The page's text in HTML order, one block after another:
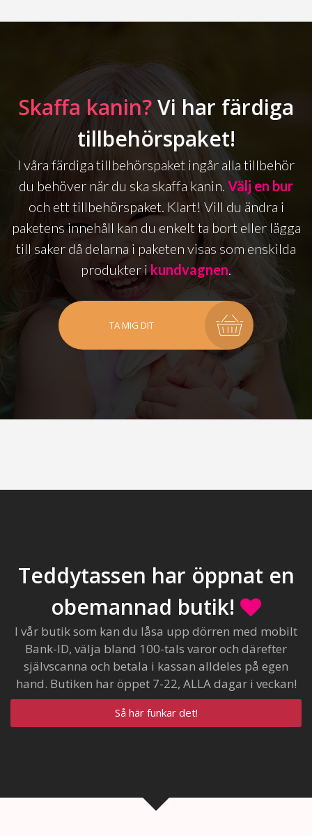
Skaffa kanin?Vi har färdiga
tillbehörspaket!
I våra färdiga tillbehörspaket ingår alla tillbehör
du behöver när du ska skaffa kanin. Välj en bur
och ett tillbehörspaket. Klart! Vill du ändra i
paketens innehåll kan du enkelt ta bort eller lägga
till saker då delarna i paketen visas som enskilda
produkter ikundvagnen.
TA MIG DIT
Teddytassen har öppnat en
obemannad butik!
I vår butik som kan du låsa upp dörren med mobilt
Bank-ID, välja bland 100-tals varor och därefter
självscanna och betala i kassan alldeles på egen
hand. Butiken har öppet 7-22, ALLA dagar i veckan!
Så här funkar det!